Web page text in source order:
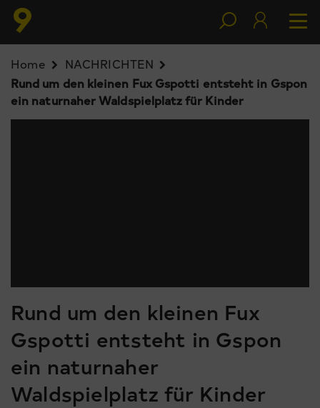
Home
NACHRICHTEN
Rund um den kleinen Fux Gspotti entsteht in Gspon
ein naturnaher Waldspielplatz für Kinder
Rund um den kleinen Fux
Gspotti entsteht in Gspon
ein naturnaher
Waldspielplatz für Kinder